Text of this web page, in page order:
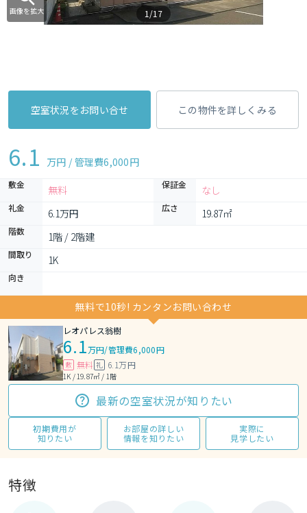
画像を拡大 1/17
空室状況をお問い合せ この物件を詳しくみる
6.1 万円 / 管理費6,000円
敷金 無料 保証金 なし
礼金 6.1万円 広さ 19.87㎡
階数 1階 / 2階建
間取り 1K
向き
無料で10秒! カンタンお問い合わせ
レオパレス翁樹
6.1万円/管理費6,000円
敷 無料 礼 6.1万円
1K / 19.87㎡ / 1階
最新の空室状況が知りたい
初期費用が
知りたい
お部屋の詳しい
情報を知りたい
実際に
見学したい
特徴